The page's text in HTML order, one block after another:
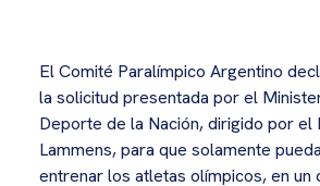
El Comité Paralímpico Argentino
la solicitud presentada por el
Deporte de la Nación, dirigido por el
Lammens, para que solamente
entrenar los atletas olímpicos, en